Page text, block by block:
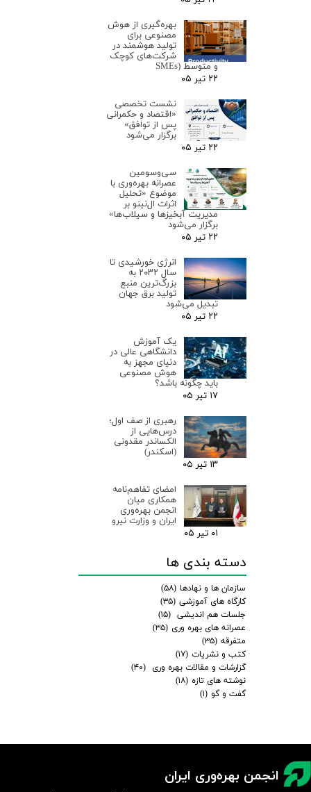
بهره‌گیری از هوش
مصنوعی برای
تولید هوشمند در
شرکت‌های کوچک
و متوسط (SMEs
۲۲ تیر ۰۵
نشست تخصصی
«اقتصاد و حکمرانی
پس از توافق»
برگزار می‌شود
۲۲ تیر ۰۵
سی‌وسومین
عصرانه بهره‌وری با
موضوع «تحلیل
اثرات ال‌نینو بر
مدیریت آبخیزها و سیلاب‌ها»
برگزار می‌شود
۲۲ تیر ۰۵
انرژی خورشیدی تا
سال ۲۰۳۲ به
بزرگ‌ترین منبع
تولید برق جهان
تبدیل می‌شود
۲۲ تیر ۰۵
یک آموزش
دانشگاهی عالی در
دنیای مجهز به
هوش مصنوعی
باید چگونه باشد؟
۱۷ تیر ۰۵
رهبری از صف اول؛
درس‌هایی از
الکساندر مقدونی
(اسکندر)
۱۳ تیر ۰۵
امضای تفاهم‌نامه
همکاری میان
انجمن بهره‌وری
ایران و وزارت نیرو
۰۱ تیر ۰۵
دسته بندی ها
سازمان ها و نهادها (۵۸)
کارگاه های آموزشی (۳۵)
جلسات هم اندیشی (۱۵)
عصرانه های بهره وری (۳۵)
متفرقه (۳۵)
کتب و نشریات (۱۷)
گزارشات و مقالات بهره وری
(۴۰)
نوشته های تازه (۱۸)
گفت و گو (۱)
انجمن بهره‌وری ایران